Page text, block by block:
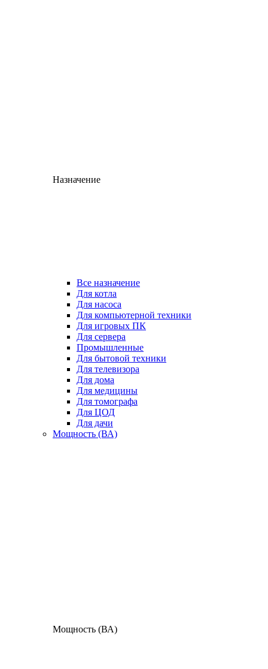
Назначение
Все назначение
Для котла
Для насоса
Для компьютерной техники
Для игровых ПК
Для сервера
Промышленные
Для бытовой техники
Для телевизора
Для дома
Для медицины
Для томографа
Для ЦОД
Для дачи
Мощность (ВА)
Мощность (ВА)